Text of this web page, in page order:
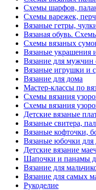
Схемы шарфов,
Схемы варежек,
Вязаные гетры,
Вязаная обувь.
Схемы вязаных
Вязаные украшения
Вязание для мужчин
Вязаные игрушки и
Вязание для дома
Мастер-классы по
Схемы вязания
Схемы вязания
Детские вязаные
Вязаные свитера,
Вязаные кофточки,
Вязаные юбочки
Детские вязание
Шапочки и панамы
Вязание для
Вязание для самых
Рукоделие